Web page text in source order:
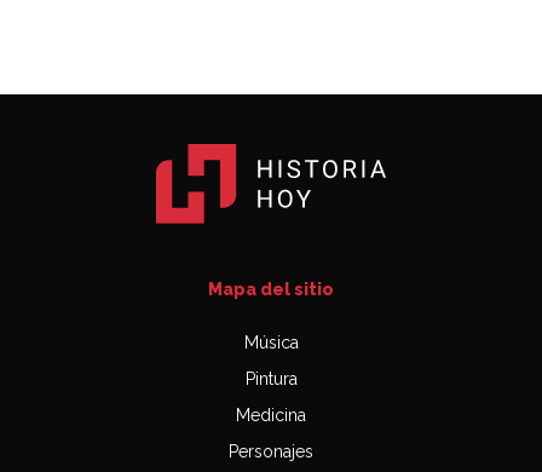
Mapa del sitio
Música
Pintura
Medicina
Personajes